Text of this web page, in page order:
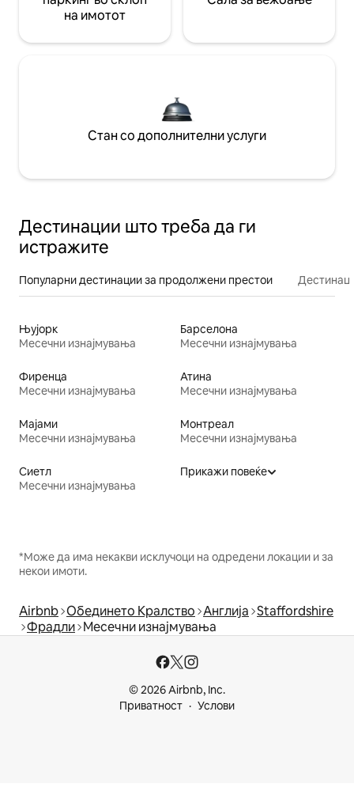
на имотот
Стан со дополнителни услуги
Дестинации што треба да ги
истражите
Популарни дестинации за продолжени престои
Њујорк
Месечни изнајмувања
Барселона
Месечни изнајмувања
Фиренца
Месечни изнајмувања
Атина
Месечни изнајмувања
Мајами
Месечни изнајмувања
Монтреал
Месечни изнајмувања
Сиетл
Месечни изнајмувања
Прикажи повеќе
*Може да има некакви исклучоци на одредени локации и за
некои имоти.
Airbnb Обединето Кралство Англија Staffordshire
Фрадли Месечни изнајмувања
© 2026 Airbnb, Inc.
Приватност
Услови